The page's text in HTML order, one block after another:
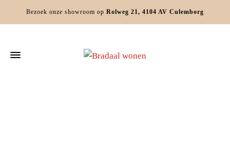
Bezoek onze showroom op Rolweg 21, 4104 AV Culemborg